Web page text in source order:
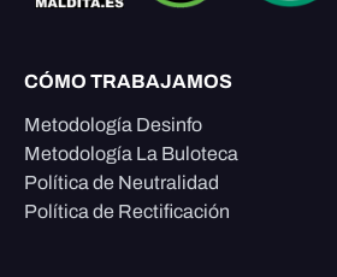
CÓMO TRABAJAMOS
Metodología Desinfo
Metodología La Buloteca
Política de Neutralidad
Política de Rectificación